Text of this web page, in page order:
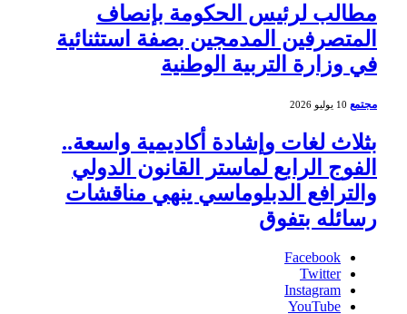
مطالب لرئيس الحكومة بإنصاف
المتصرفين المدمجين بصفة استثنائية
في وزارة التربية الوطنية
مجتمع 10 يوليو 2026
بثلاث لغات وإشادة أكاديمية واسعة..
الفوج الرابع لماستر القانون الدولي
والترافع الدبلوماسي ينهي مناقشات
رسائله بتفوق
Facebook
Twitter
Instagram
YouTube